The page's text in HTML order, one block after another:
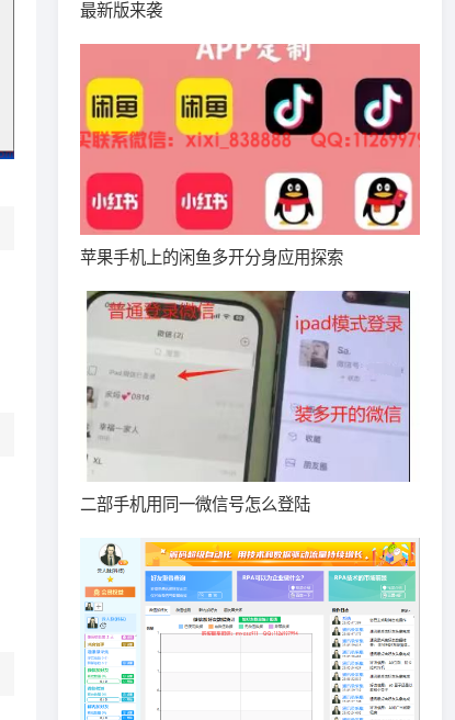
最新版来袭
苹果手机上的闲鱼多开分身应用探索
二部手机用同一微信号怎么登陆